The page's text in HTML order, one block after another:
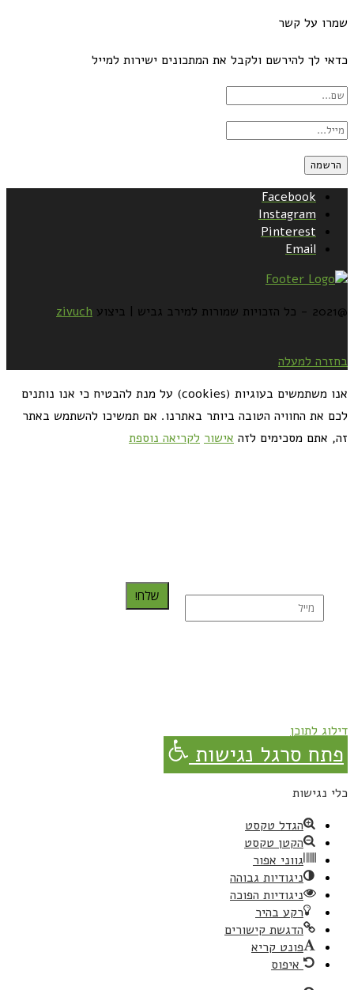
שמרו על קשר
כדאי לך להירשם ולקבל את המתכונים ישירות למייל
Facebook
Instagram
Pinterest
Email
@2021 - כל הזכויות שמורות למירב גביש | ביצוע zivuch
בחזרה למעלה
אנו משתמשים בעוגיות (cookies) על מנת להבטיח כי אנו נותנים
לכם את החוויה הטובה ביותר באתרנו. אם תמשיכו להשתמש באתר
זה, אתם מסכימים לזה אישור לקריאה נוספת
שלח!
דילוג לתוכן
פתח סרגל נגישות
כלי נגישות
הגדל טקסט
הקטן טקסט
גווני אפור
ניגודיות גבוהה
ניגודיות הפוכה
רקע בהיר
הדגשת קישורים
פונט קריא
איפוס